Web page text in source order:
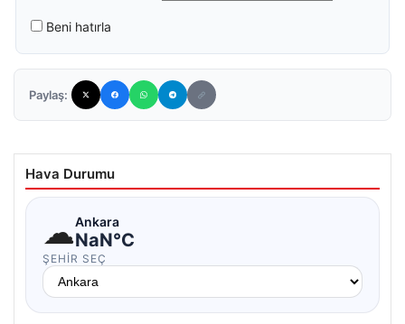
Beni hatırla
Paylaş:
Hava Durumu
☁Ankara
NaN°C
ŞEHIR SEÇ